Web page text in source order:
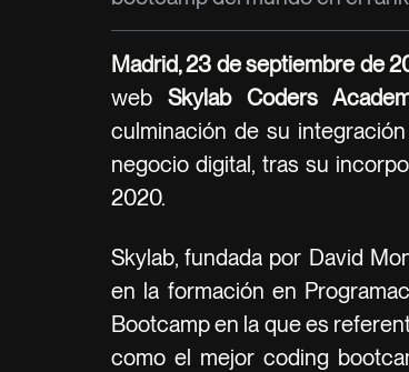
Madrid, 23 de septiembre de
web Skylab Coders
culminación de su
negocio digital, tras su
2020.
Skylab, fundada por David
en la formación en
Bootcamp en la que es
como el mejor coding